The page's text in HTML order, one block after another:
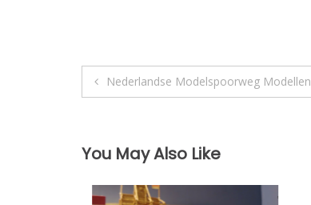
Bericht
Nederlandse Modelspoorweg Modellen
You May Also Like